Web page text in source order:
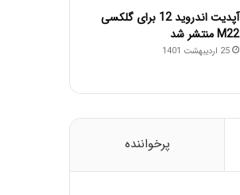
آپدیت اندروید 12 برای گلکسی
M22 منتشر شد
25 اردیبهشت 1401
پرخواننده